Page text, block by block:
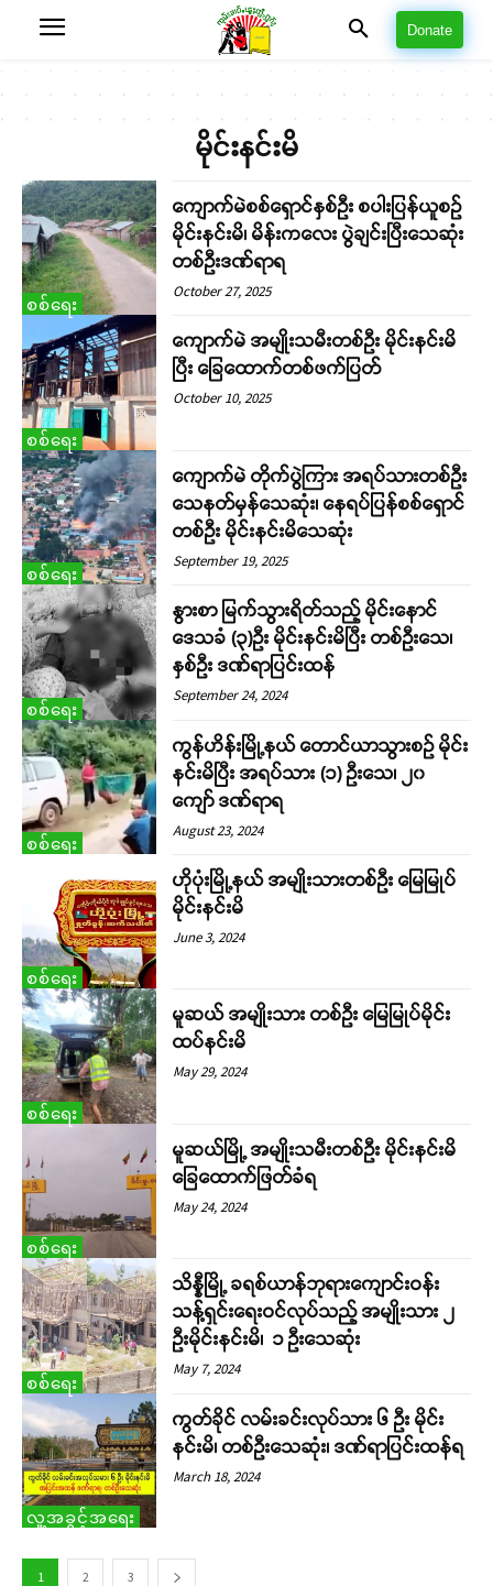
Donate
မိုင်းနင်းမိ
စစ်ရေး
ကျောက်မဲစစ်ရှောင်နှစ်ဦး စပါးပြန်ယူစဉ်
မိုင်းနင်းမိ၊ မိန်းကလေး ပွဲချင်းပြီးသေဆုံး
တစ်ဦးဒဏ်ရာရ
October 27, 2025
စစ်ရေး
ကျောက်မဲ အမျိုးသမီးတစ်ဦး မိုင်းနင်းမိ
ပြီး ခြေထောက်တစ်ဖက်ပြတ်
October 10, 2025
စစ်ရေး
ကျောက်မဲ တိုက်ပွဲကြား အရပ်သားတစ်ဦး
သေနတ်မှန်သေဆုံး၊ နေရပ်ပြန်စစ်ရှောင်
တစ်ဦး မိုင်းနင်းမိသေဆုံး
September 19, 2025
စစ်ရေး
နွားစာ မြက်သွားရိတ်သည့် မိုင်းနောင်
ဒေသခံ (၃)ဦး မိုင်းနင်းမိပြီး တစ်ဦးသေ၊
နှစ်ဦး ဒဏ်ရာပြင်းထန်
September 24, 2024
စစ်ရေး
ကွန်ဟိန်းမြို့နယ် တောင်ယာသွားစဉ် မိုင်း
နင်းမိပြီး အရပ်သား (၁) ဦးသေ၊ ၂၀
ကျော် ဒဏ်ရာရ
August 23, 2024
စစ်ရေး
ဟိုပုံးမြို့နယ် အမျိုးသားတစ်ဦး မြေမြုပ်
မိုင်းနင်းမိ
June 3, 2024
စစ်ရေး
မူဆယ် အမျိုးသား တစ်ဦး မြေမြုပ်မိုင်း
ထပ်နင်းမိ
May 29, 2024
စစ်ရေး
မူဆယ်မြို့ အမျိုးသမီးတစ်ဦး မိုင်းနင်းမိ
ခြေထောက်ဖြတ်ခံရ
May 24, 2024
စစ်ရေး
သိန္နီမြို့ ခရစ်ယာန်ဘုရားကျောင်းဝန်း
သန့်ရှင်းရေးဝင်လုပ်သည့် အမျိုးသား ၂
ဦးမိုင်းနင်းမိ၊ ၁ ဦးသေဆုံး
May 7, 2024
လူ့အခွင့်အရေး
ကွတ်ခိုင် လမ်းခင်းလုပ်သား ၆ ဦး မိုင်း
နင်းမိ၊ တစ်ဦးသေဆုံး၊ ဒဏ်ရာပြင်းထန်ရ
March 18, 2024
1 2 3